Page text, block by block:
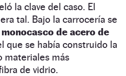
la clave del caso. El
tal. Bajo la carrocería se
de acero de
que se había construido la
materiales más
de vidrio.